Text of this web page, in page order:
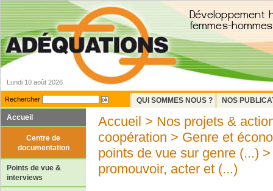
Lundi 10 août 2026
Rechercher QUI SOMMES NOUS ?
NOS
Accueil
Centre de
documentation
Points de vue &
interviews
Accueil > Nos projets &
coopération > Genre et
points de vue sur genre (...)
promouvoir, acter et (...)